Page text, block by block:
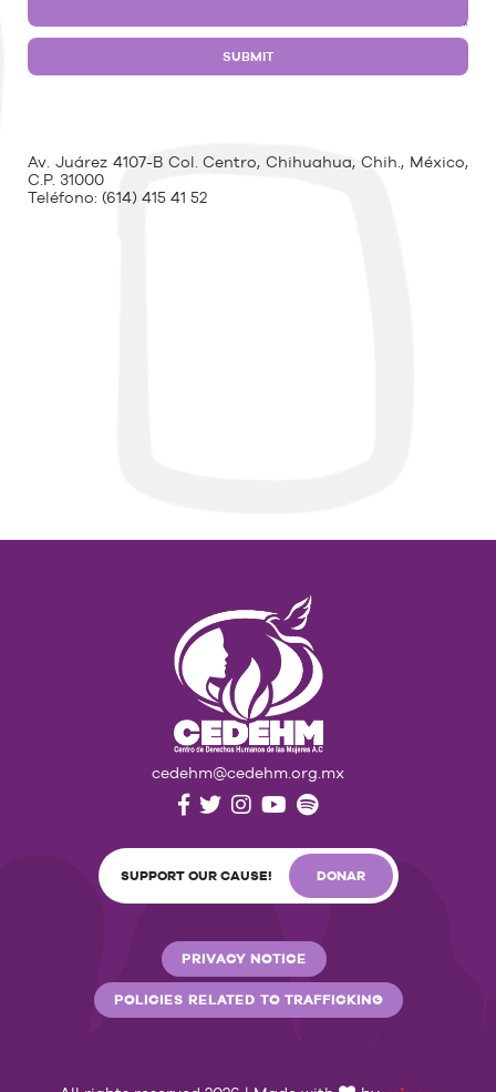
Av. Juárez 4107-B Col. Centro, Chihuahua, Chih., México,
C.P. 31000
Teléfono: (614) 415 41 52
cedehm@cedehm.org.mx
SUPPORT OUR CAUSE! DONAR
PRIVACY NOTICE
POLICIES RELATED TO TRAFFICKING